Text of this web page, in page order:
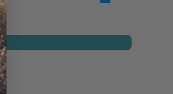
real